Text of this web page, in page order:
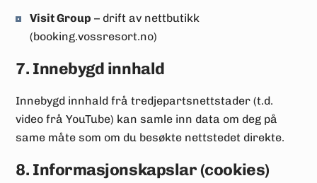
Visit Group – drift av nettbutikk
(booking.vossresort.no)
7. Innebygd innhald
Innebygd innhald frå tredjepartsnettstader (t.d.
video frå YouTube) kan samle inn data om deg på
same måte som om du besøkte nettstedet direkte.
8. Informasjonskapslar (cookies)